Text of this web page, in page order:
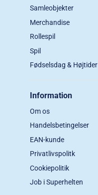
Samleobjekter
Merchandise
Rollespil
Spil
Fødselsdag & Højtider
Information
Om os
Handelsbetingelser
EAN-kunde
Privatlivspolitk
Cookiepolitik
Job i Superhelten